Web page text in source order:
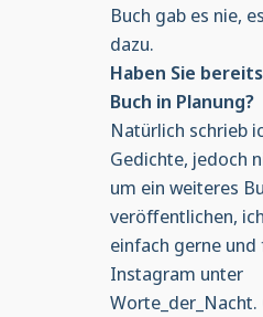
Buch gab es nie,
dazu.
Haben Sie
Buch in Planung?
Natürlich schrieb
Gedichte, jedoch
um ein weiteres
veröffentlichen,
einfach gerne
Instagram unter